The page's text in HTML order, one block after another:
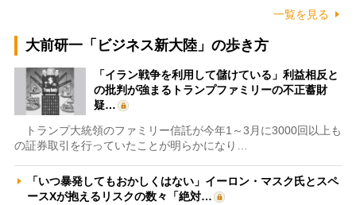
一覧を見る
大前研一「ビジネス新大陸」の歩き方
「イラン戦争を利用して儲けている」利益相反と
の批判が強まるトランプファミリーの不正蓄財
疑…
トランプ大統領のファミリー信託が今年1～3月に3000回以上も
の証券取引を行っていたことが明らかになり…
「いつ暴発してもおかしくはない」イーロン・マスク氏とスペ
ースXが抱えるリスクの数々「絶対…